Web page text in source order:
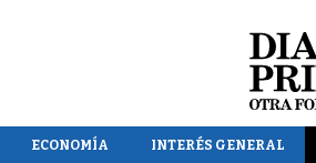
ECONOMÍA INTERÉS GENERAL